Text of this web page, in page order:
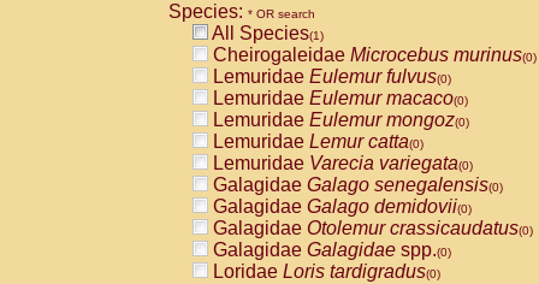
Species: * OR search
All Species(1)
Cheirogaleidae Microcebus murinus(0)
Lemuridae Eulemur fulvus(0)
Lemuridae Eulemur macaco(0)
Lemuridae Eulemur mongoz(0)
Lemuridae Lemur catta(0)
Lemuridae Varecia variegata(0)
Galagidae Galago senegalensis(0)
Galagidae Galago demidovii(0)
Galagidae Otolemur crassicaudatus(0)
Galagidae Galagidae spp.(0)
Loridae Loris tardigradus(0)